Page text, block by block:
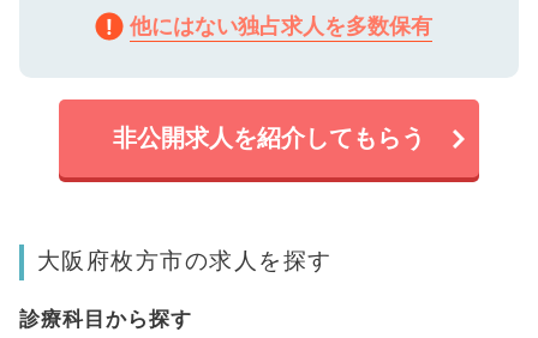
他にはない独占求人を多数保有
非公開求人を紹介してもらう
大阪府枚方市の求人を探す
診療科目から探す